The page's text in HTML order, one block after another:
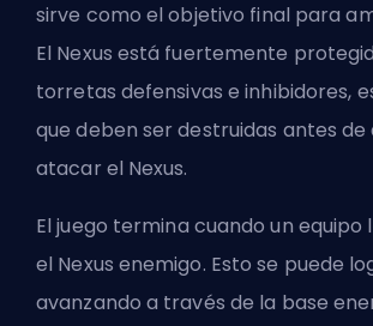
sirve como el objetivo final para
El Nexus está fuertemente
torretas defensivas e inhibidores,
que deben ser destruidas antes de
atacar el Nexus.
El juego termina cuando un
el Nexus enemigo. Esto se puede
avanzando a través de la base